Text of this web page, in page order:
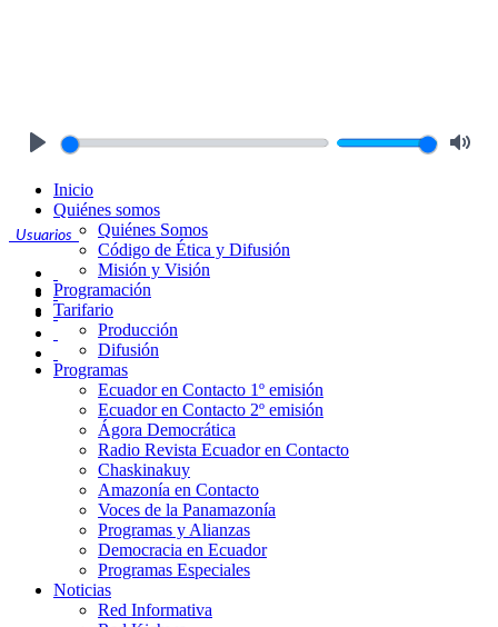
Usuarios
Inicio
Quiénes somos
Quiénes Somos
Código de Ética y Difusión
Misión y Visión
Programación
Tarifario
Producción
Difusión
Programas
Ecuador en Contacto 1º emisión
Ecuador en Contacto 2º emisión
Ágora Democrática
Radio Revista Ecuador en Contacto
Chaskinakuy
Amazonía en Contacto
Voces de la Panamazonía
Programas y Alianzas
Democracia en Ecuador
Programas Especiales
Noticias
Red Informativa